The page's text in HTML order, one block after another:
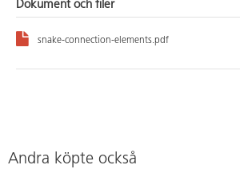
Dokument och filer
snake-connection-elements.pdf
Andra köpte också